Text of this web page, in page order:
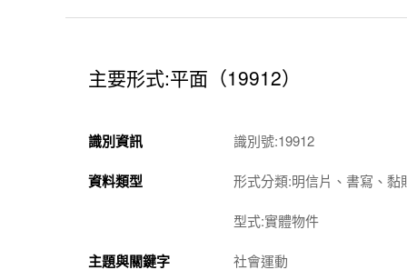
主要形式:平面（19912）
識別資訊 識別號:19912
資料類型 形式分類:明信片、書寫、黏
型式:實體物件
主題與關鍵字 社會運動